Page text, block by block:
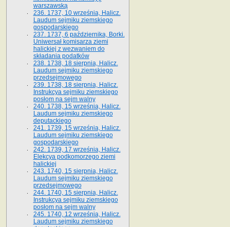
warszawską
236. 1737, 10 września, Halicz.
Laudum sejmiku ziemskiego
gospodarskiego
237. 1737, 6 października, Borki.
Uniwersał komisarza ziemi
halickiej z wezwaniem do
składania podatków
238. 1738, 18 sierpnia, Halicz.
Laudum sejmiku ziemskiego
przedsejmowego
239. 1738, 18 sierpnia, Halicz.
Instrukcya sejmiku ziemskiego
posłom na sejm walny
240. 1738, 15 września, Halicz.
Laudum sejmiku ziemskiego
deputackiego
241. 1739, 15 września, Halicz.
Laudum sejmiku ziemskiego
gospodarskiego
242. 1739, 17 września, Halicz.
Elekcya podkomorzego ziemi
halickiej
243. 1740, 15 sierpnia, Halicz.
Laudum sejmiku ziemskiego
przedsejmowego
244. 1740, 15 sierpnia, Halicz.
Instrukcya sejmiku ziemskiego
posłom na sejm walny
245. 1740, 12 września, Halicz.
Laudum sejmiku ziemskiego